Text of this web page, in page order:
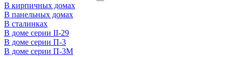
В кирпичных домах
В панельных домах
В сталинках
В доме серии II-29
В доме серии П-3
В доме серии П-3М